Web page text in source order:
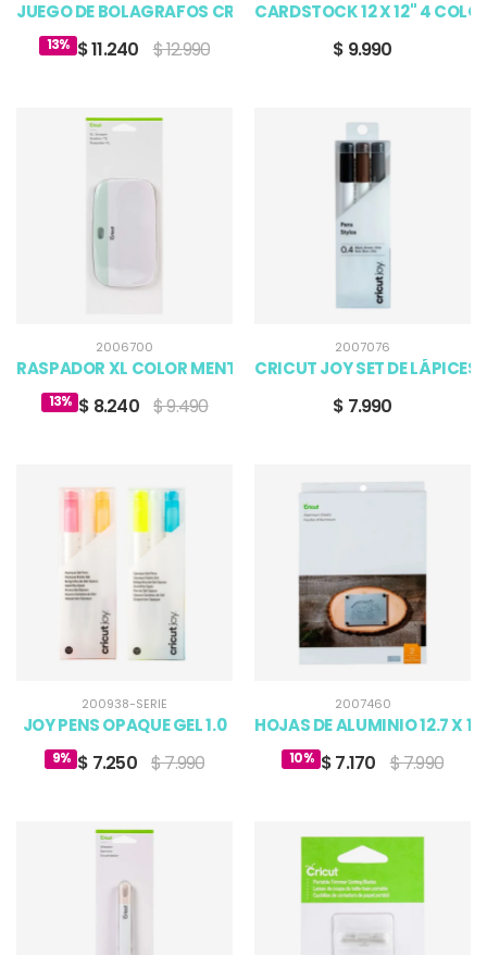
JUEGO DE BOLA­GRAFOS CRICUT COLOR NEGRO
13% $ 11.240 $ 12.990
CARDSTOCK 12 X 12" 4
$ 9.990
2006700
RASPADOR XL COLOR MENTA CRICUT
13% $ 8.240 $ 9.490
2007076
CRICUT JOY SET DE
$ 7.990
200938-SERIE
JOY PENS OPAQUE GEL 1.0
9% $ 7.250 $ 7.990
2007460
HOJAS DE ALUMINIO 12.7 X
10% $ 7.170 $ 7.990